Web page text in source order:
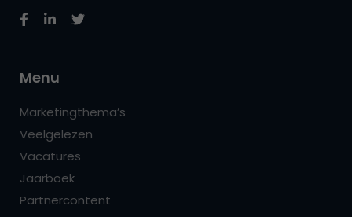
Menu
Marketingthema’s
Veelgelezen
Vacatures
Jaarboek
Partnercontent